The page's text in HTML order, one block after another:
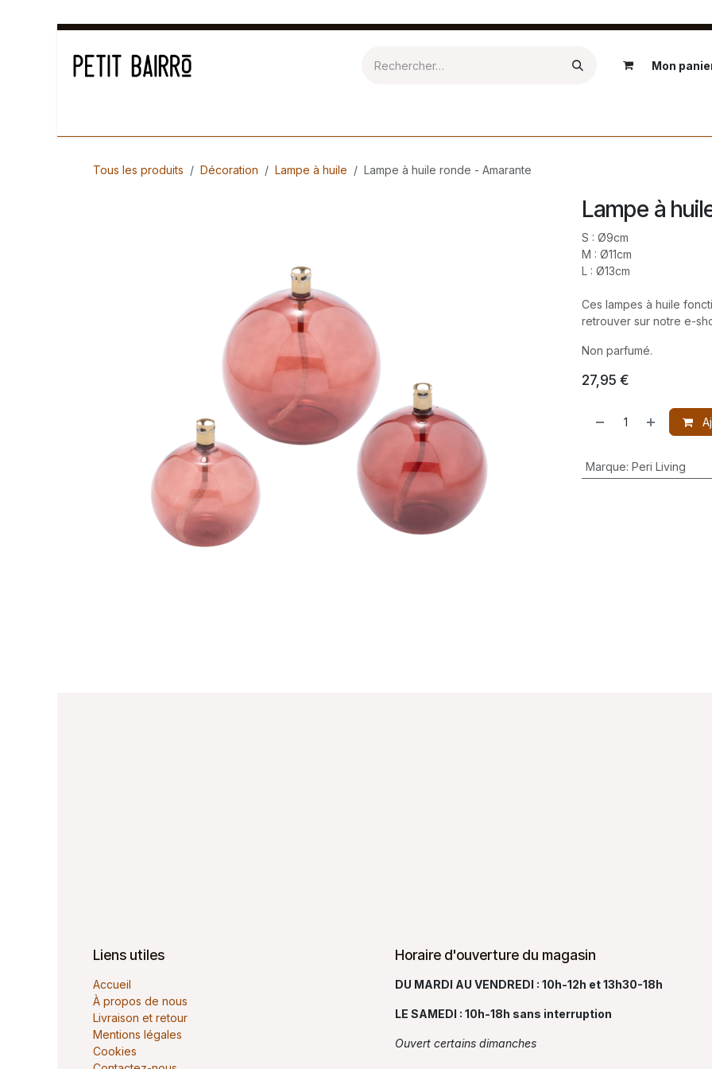
Se rendre au contenu
Mon
Tous les produits Décoration Lampe à huile Lampe à huile ronde - Amarante
Lampe à
S : Ø9cm
M : Ø11cm
L : Ø13cm
Ces lampes à huile
retrouver sur notre e-
Non parfumé.
27,95 €
Marque: Peri Living
Liens utiles
Accueil
À propos de nous
Livraison et retour
Mentions légales
Cookies
Horaire d'ouverture du magasin
DU MARDI AU VENDREDI : 10h-12h et 13h30-18h
LE SAMEDI : 10h-18h sans interruption
Ouvert certains dimanches